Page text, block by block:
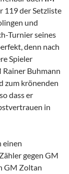
119 der Setzliste
und
Turnier seines
denn nach
Spieler
Buhmann
zum krönenden
dass er
in
einen
gegen GM
GM Zoltan